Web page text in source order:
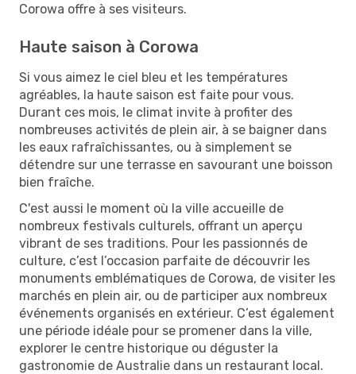
Corowa offre à ses visiteurs.
Haute saison à Corowa
Si vous aimez le ciel bleu et les températures
agréables, la haute saison est faite pour vous.
Durant ces mois, le climat invite à profiter des
nombreuses activités de plein air, à se baigner dans
les eaux rafraîchissantes, ou à simplement se
détendre sur une terrasse en savourant une boisson
bien fraîche.
C'est aussi le moment où la ville accueille de
nombreux festivals culturels, offrant un aperçu
vibrant de ses traditions. Pour les passionnés de
culture, c’est l’occasion parfaite de découvrir les
monuments emblématiques de Corowa, de visiter les
marchés en plein air, ou de participer aux nombreux
événements organisés en extérieur. C’est également
une période idéale pour se promener dans la ville,
explorer le centre historique ou déguster la
gastronomie de Australie dans un restaurant local.